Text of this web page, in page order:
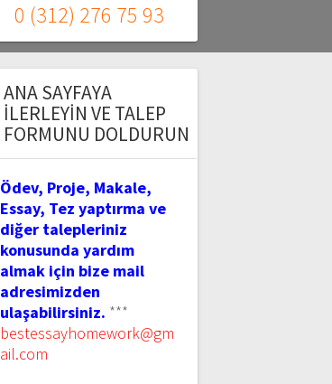
0 (312) 276 75 93
ANA SAYFAYA
İLERLEYIN VE TALEP
FORMUNU DOLDURUN
Ödev, Proje, Makale,
Essay, Tez yaptırma ve
diğer talepleriniz
konusunda yardım
almak için bize mail
adresimizden
ulaşabilirsiniz. ***
bestessayhomework@gm
ail.com